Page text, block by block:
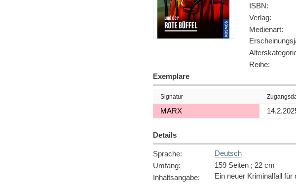
ISBN:
Verlag:
Medienart:
Reihe:
Exemplare
Signatur
MARX
Details
Sprache:
Deutsch
Umfang:
159 Seiten ; 22 cm
Inhaltsangabe:
Ein neuer Kriminalfall